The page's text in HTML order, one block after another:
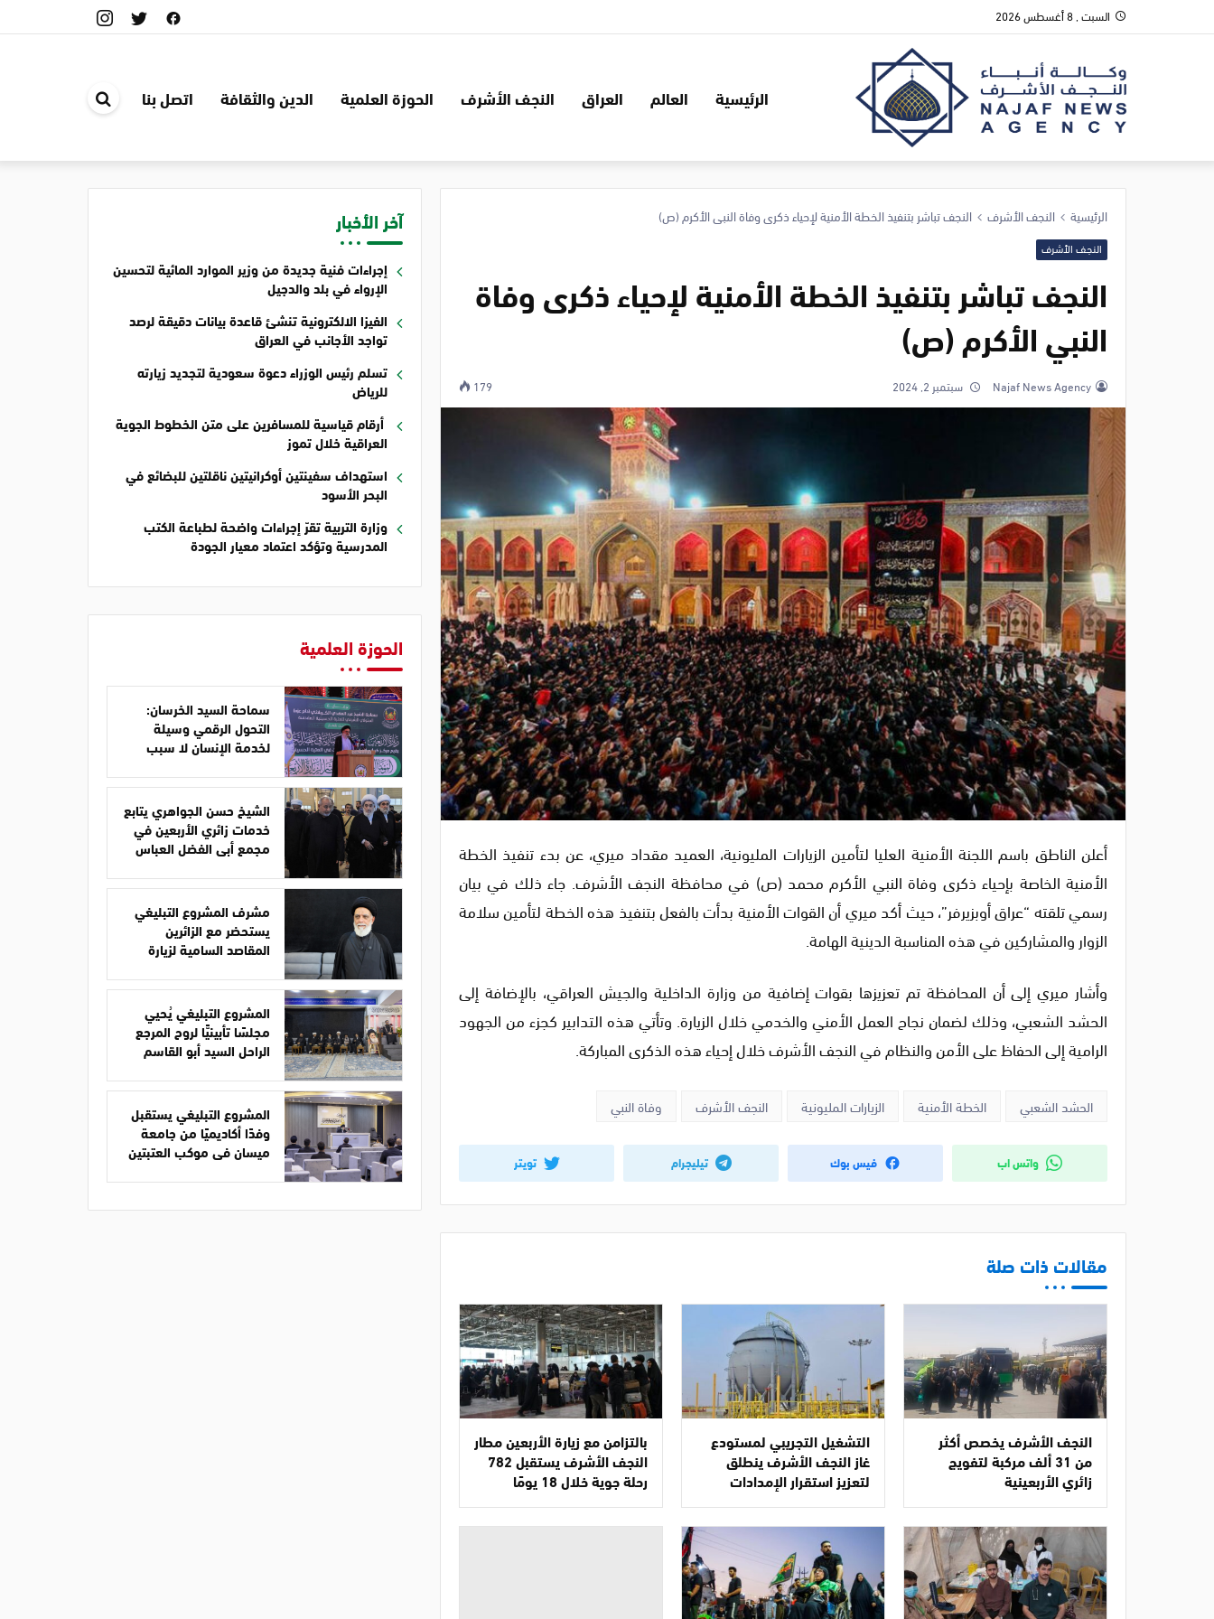
السبت , 8 أغسطس 2026
الرئيسية العالم العراق النجف الأشرف الحوزة العلمية الدين والثقافة اتصل بنا
الموقع
الرئيسية النجف الأشرف النجف تباشر بتنفيذ الخطة الأمنية لإحياء ذكرى وفاة النبي الأكرم (ص)
النجف الأشرف
النجف تباشر بتنفيذ الخطة الأمنية لإحياء ذكرى وفاة
النبي الأكرم (ص)
Najaf News Agency سبتمبر 2, 2024 179
أعلن الناطق باسم اللجنة الأمنية العليا لتأمين الزيارات المليونية، العميد مقداد ميري، عن بدء تنفيذ الخطة
الأمنية الخاصة بإحياء ذكرى وفاة النبي الأكرم محمد (ص) في محافظة النجف الأشرف. جاء ذلك في بيان
رسمي تلقته “عراق أوبزيرفر”، حيث أكد ميري أن القوات الأمنية بدأت بالفعل بتنفيذ هذه الخطة لتأمين سلامة
الزوار والمشاركين في هذه المناسبة الدينية الهامة.
وأشار ميري إلى أن المحافظة تم تعزيزها بقوات إضافية من وزارة الداخلية والجيش العراقي، بالإضافة إلى
الحشد الشعبي، وذلك لضمان نجاح العمل الأمني والخدمي خلال الزيارة. وتأتي هذه التدابير كجزء من الجهود
الرامية إلى الحفاظ على الأمن والنظام في النجف الأشرف خلال إحياء هذه الذكرى المباركة.
الحشد الشعبي الخطة الأمنية الزيارات المليونية النجف الأشرف وفاة النبي
واتس اب فيس بوك تيليجرام تويتر
مقالات ذات صلة
النجف الأشرف يخصص أكثر
من 31 ألف مركبة لتفويج
زائري الأربعينية
التشغيل التجريبي لمستودع
غاز النجف الأشرف ينطلق
لتعزيز استقرار الإمدادات
بالتزامن مع زيارة الأربعين مطار
النجف الأشرف يستقبل 782
رحلة جوية خلال 18 يومًا
آخر الأخبار
إجراءات فنية جديدة من وزير الموارد المائية لتحسين
الإرواء في بلد والدجيل
الفيزا الالكترونية تنشئ قاعدة بيانات دقيقة لرصد
تواجد الأجانب في العراق
تسلم رئيس الوزراء دعوة سعودية لتجديد زيارته
للرياض
أرقام قياسية للمسافرين على متن الخطوط الجوية
العراقية خلال تموز
استهداف سفينتين أوكرانيتين ناقلتين للبضائع في
البحر الأسود
وزارة التربية تقرّ إجراءات واضحة لطباعة الكتب
المدرسية وتؤكد اعتماد معيار الجودة
الحوزة العلمية
سماحة السيد الخرسان:
التحول الرقمي وسيلة
لخدمة الإنسان لا سبب
الشيخ حسن الجواهري يتابع
خدمات زائري الأربعين في
مجمع أبي الفضل العباس
مشرف المشروع التبليغي
يستحضر مع الزائرين
المقاصد السامية لزيارة
المشروع التبليغي يُحيي
مجلسًا تأبينيًّا لروح المرجع
الراحل السيد أبو القاسم
المشروع التبليغي يستقبل
وفدًا أكاديميًا من جامعة
ميسان في موكب العتبتين